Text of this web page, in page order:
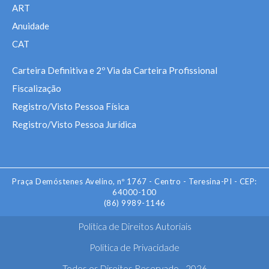
ART
Anuidade
CAT
Carteira Definitiva e 2º Via da Carteira Profissional
Fiscalização
Registro/Visto Pessoa Física
Registro/Visto Pessoa Jurídica
Praça Demóstenes Avelino, nº 1767 - Centro - Teresina-PI - CEP:
64000-100
(86) 9989-1146
Politica de Direitos Autoriais
Politica de Privacidade